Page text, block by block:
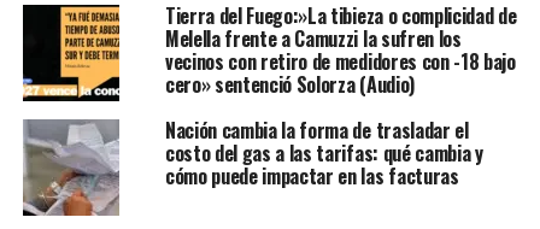
Tierra del Fuego:»La tibieza o complicidad de
Melella frente a Camuzzi la sufren los
vecinos con retiro de medidores con -18 bajo
cero» sentenció Solorza (Audio)
Nación cambia la forma de trasladar el
costo del gas a las tarifas: qué cambia y
cómo puede impactar en las facturas